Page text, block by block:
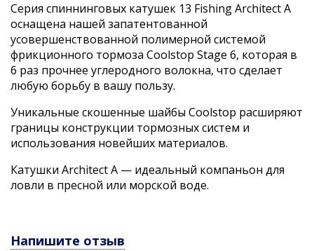
Серия спиннинговых катушек 13 Fishing Architect A
оснащена нашей запатентованной
усовершенствованной полимерной системой
фрикционного тормоза Coolstop Stage 6, которая в
6 раз прочнее углеродного волокна, что сделает
любую борьбу в вашу пользу.
Уникальные скошенные шайбы Coolstop расширяют
границы конструкции тормозных систем и
использования новейших материалов.
Катушки Architect A — идеальный компаньон для
ловли в пресной или морской воде.
Напишите отзыв